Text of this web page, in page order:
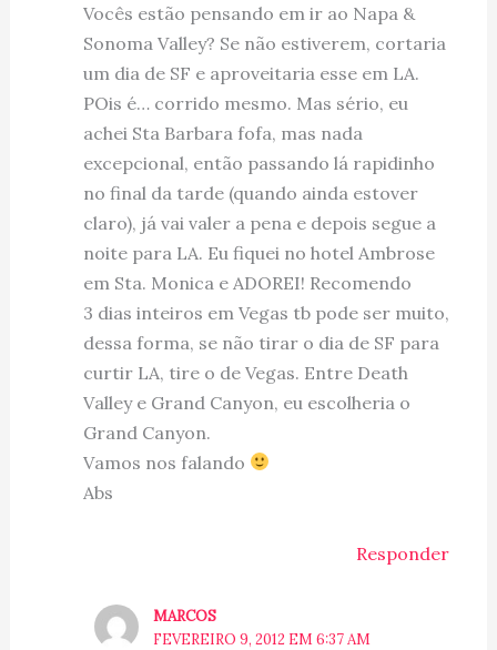
Vocês estão pensando em ir ao Napa &
Sonoma Valley? Se não estiverem, cortaria
um dia de SF e aproveitaria esse em LA.
POis é… corrido mesmo. Mas sério, eu
achei Sta Barbara fofa, mas nada
excepcional, então passando lá rapidinho
no final da tarde (quando ainda estover
claro), já vai valer a pena e depois segue a
noite para LA. Eu fiquei no hotel Ambrose
em Sta. Monica e ADOREI! Recomendo
3 dias inteiros em Vegas tb pode ser muito,
dessa forma, se não tirar o dia de SF para
curtir LA, tire o de Vegas. Entre Death
Valley e Grand Canyon, eu escolheria o
Grand Canyon.
Vamos nos falando
Abs
Responder
MARCOS
FEVEREIRO 9, 2012 EM 6:37 AM